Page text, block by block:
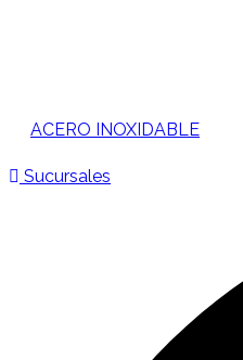
ACERO INOXIDABLE
Sucursales